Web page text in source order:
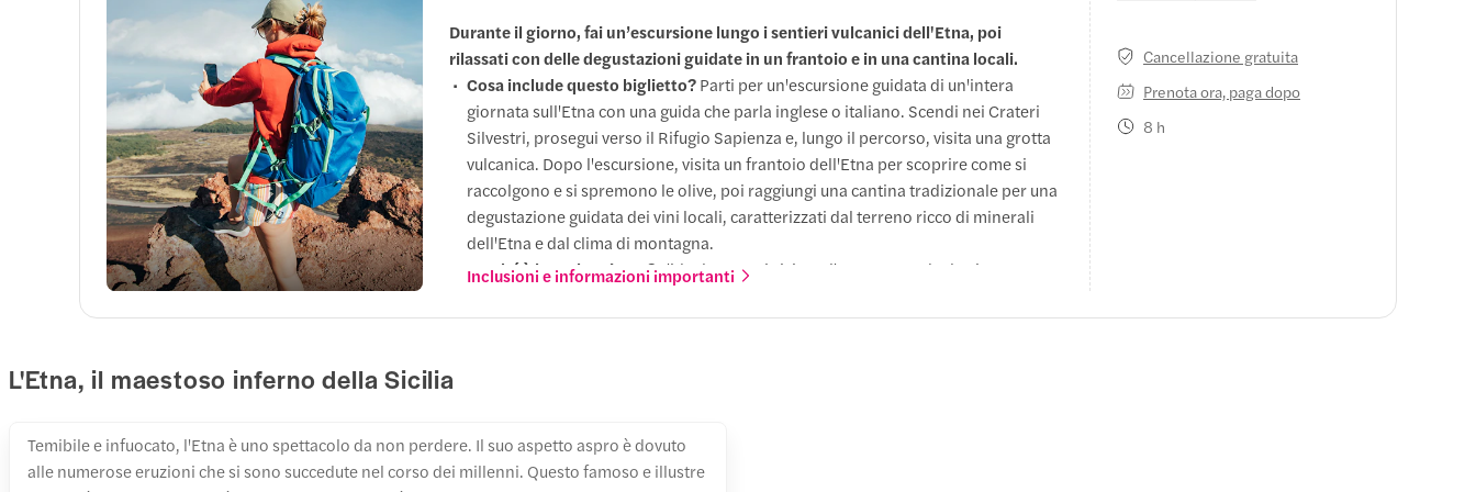
Ingresso gratuito
Arriva alla base nord del vulcano a 1.800 m, dove inizia l'aspro terreno ricoperto di
lava, poi continua la tua ascesa in 4x4 su tortuosi sentieri vulcanici fino a 2.800 m,
circondato da formazioni rocciose frastagliate e ampie vedute del cratere.
2. Pizzi Dineri (2.800 m)
Fine
Catania centrale
Cancellazione gratuita
Prenota ora, paga dopo
8 h
Durante il giorno, fai un’escursione lungo i sentieri vulcanici dell'Etna, poi
rilassati con delle degustazioni guidate in un frantoio e in una cantina locali.
Cosa include questo biglietto?Parti per un'escursione guidata di un'intera
giornata sull'Etna con una guida che parla inglese o italiano. Scendi nei Crateri
Silvestri, prosegui verso il Rifugio Sapienza e, lungo il percorso, visita una grotta
vulcanica. Dopo l'escursione, visita un frantoio dell'Etna per scoprire come si
raccolgono e si spremono le olive, poi raggiungi una cantina tradizionale per una
degustazione guidata dei vini locali, caratterizzati dal terreno ricco di minerali
dell'Etna e dal clima di montagna.
Perché è la scelta giusta?L'ideale se vuoi visitare l'Etna senza che la giornata
panorama vulcanico sulla pianura di Catania e concludere in stile siciliano, con
Inclusioni e informazioni importanti
L'Etna, il maestoso inferno della Sicilia
Temibile e infuocato, l'Etna è uno spettacolo da non perdere. Il suo aspetto aspro è dovuto
alle numerose eruzioni che si sono succedute nel corso dei millenni. Questo famoso e illustre